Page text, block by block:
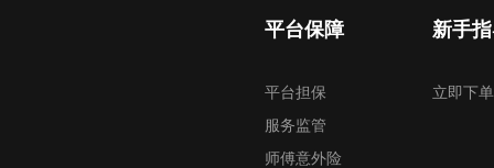
平台保障
平台担保
服务监管
师傅意外险
新手
立即下单